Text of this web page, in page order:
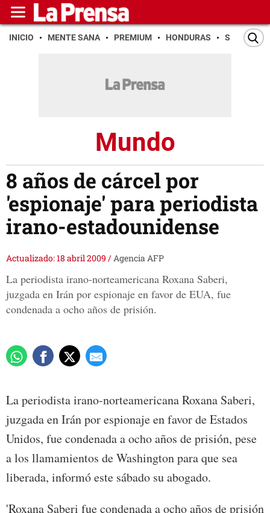
INICIO MENTE SANA PREMIUM HONDURAS SAN PEDRO
Mundo
8 años de cárcel por
'espionaje' para periodista
irano-estadounidense
Actualizado: 18 abril 2009 /Agencia AFP
La periodista irano-norteamericana Roxana Saberi,
juzgada en Irán por espionaje en favor de EUA, fue
condenada a ocho años de prisión.
La periodista irano-norteamericana Roxana Saberi,
juzgada en Irán por espionaje en favor de Estados
Unidos, fue condenada a ocho años de prisión, pese
a los llamamientos de Washington para que sea
liberada, informó este sábado su abogado.
'Roxana Saberi fue condenada a ocho años de prisión